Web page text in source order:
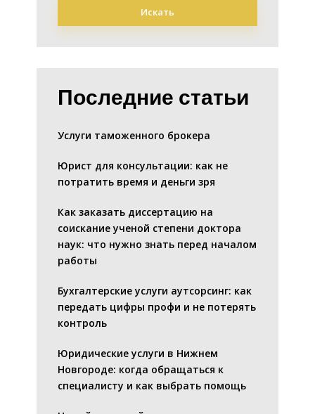
Искать
Последние статьи
Услуги таможенного брокера
Юрист для консультации: как не
потратить время и деньги зря
Как заказать диссертацию на
соискание ученой степени доктора
наук: что нужно знать перед началом
работы
Бухгалтерские услуги аутсорсинг: как
передать цифры профи и не потерять
контроль
Юридические услуги в Нижнем
Новгороде: когда обращаться к
специалисту и как выбрать помощь